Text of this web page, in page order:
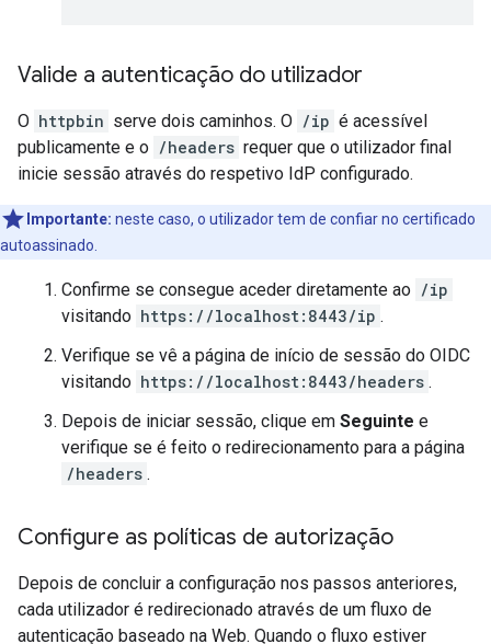
Valide a autenticação do utilizador
O httpbin serve dois caminhos. O /ip é acessível
publicamente e o /headers requer que o utilizador final
inicie sessão através do respetivo IdP configurado.
Importante: neste caso, o utilizador tem de confiar no certificado
autoassinado.
Confirme se consegue aceder diretamente ao /ip
visitando https://localhost:8443/ip .
Verifique se vê a página de início de sessão do OIDC
visitando https://localhost:8443/headers .
Depois de iniciar sessão, clique em Seguinte e
verifique se é feito o redirecionamento para a página
/headers .
Configure as políticas de autorização
Depois de concluir a configuração nos passos anteriores,
cada utilizador é redirecionado através de um fluxo de
autenticação baseado na Web. Quando o fluxo estiver